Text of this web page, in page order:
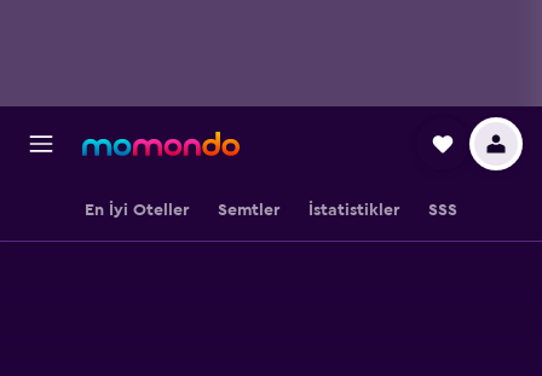
En İyi Oteller Semtler İstatistikler SSS